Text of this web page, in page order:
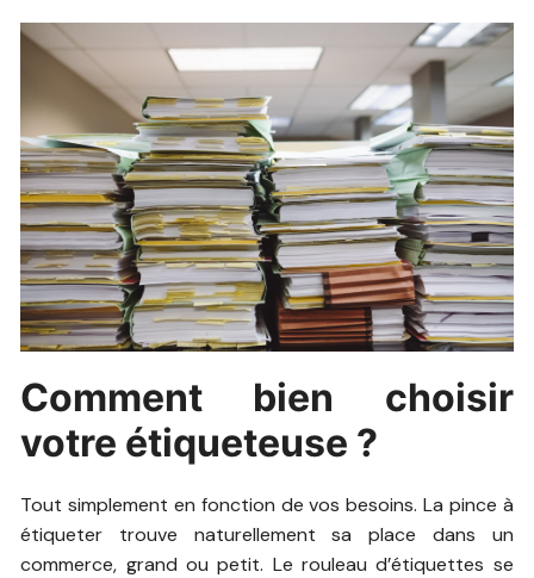
Comment bien choisir
votre étiqueteuse ?
Tout simplement en fonction de vos besoins. La pince à
étiqueter trouve naturellement sa place dans un
commerce, grand ou petit. Le rouleau d’étiquettes se